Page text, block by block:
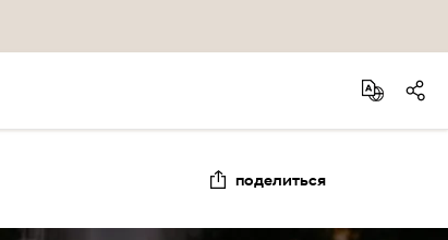
поделиться